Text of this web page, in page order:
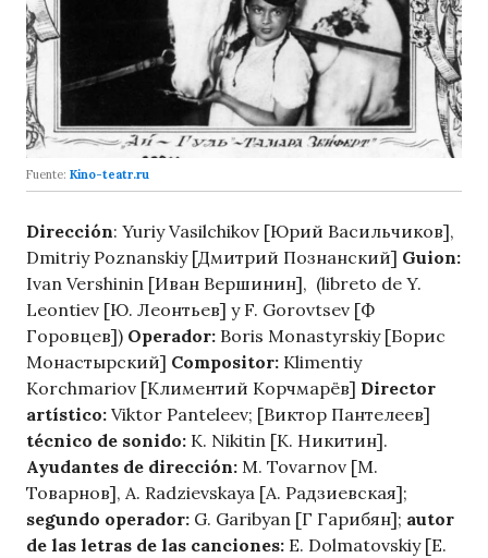
Fuente: Kino-teatr.ru
Dirección: Yuriy Vasilchikov [Юрий Васильчиков],
Dmitriy Poznanskiy [Дмитрий Познанский] Guion:
Ivan Vershinin [Иван Вершинин], (libreto de Y.
Leontiev [Ю. Леонтьев] y F. Gorovtsev [Ф
Горовцев]) Operador: Boris Monastyrskiy [Борис
Монастырский] Compositor: Klimentiy
Korchmariov [Климентий Корчмарёв] Director
artístico: Viktor Panteleev; [Виктор Пантелеев]
técnico de sonido: K. Nikitin [К. Никитин].
Ayudantes de dirección: M. Tovarnov [М.
Товарнов], A. Radzievskaya [А. Радзиевская];
segundo operador: G. Garibyan [Г Гарибян]; autor
de las letras de las canciones: E. Dolmatovskiy [Е.